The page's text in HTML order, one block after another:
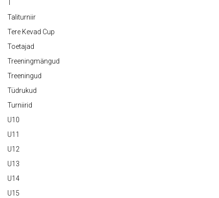
Taliturniir
Tere Kevad Cup
Toetajad
Treeningmängud
Treeningud
Tüdrukud
Turniirid
U10
U11
U12
U13
U14
U15